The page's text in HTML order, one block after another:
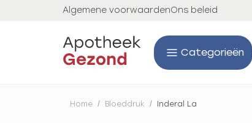
Algemene voorwaardenOns beleid
Categorieën
Home / Bloeddruk / Inderal La